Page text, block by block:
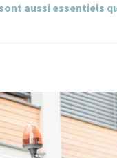
aussi essentiels